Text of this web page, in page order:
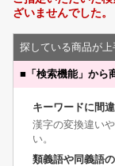
ざいませんでした。
探している商品が上
■ 「検索機能」から
キーワードに間
漢字の変換違い
い。
類義語や同義語